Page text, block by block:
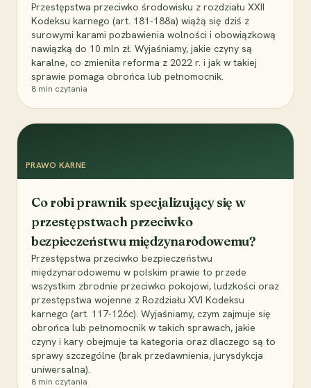
Przestępstwa przeciwko środowisku z rozdziału XXII
Kodeksu karnego (art. 181-188a) wiążą się dziś z
surowymi karami pozbawienia wolności i obowiązkową
nawiązką do 10 mln zł. Wyjaśniamy, jakie czyny są
karalne, co zmieniła reforma z 2022 r. i jak w takiej
sprawie pomaga obrońca lub pełnomocnik.
8 min czytania
PRAWO KARNE
Co robi prawnik specjalizujący się w
przestępstwach przeciwko
bezpieczeństwu międzynarodowemu?
Przestępstwa przeciwko bezpieczeństwu
międzynarodowemu w polskim prawie to przede
wszystkim zbrodnie przeciwko pokojowi, ludzkości oraz
przestępstwa wojenne z Rozdziału XVI Kodeksu
karnego (art. 117-126c). Wyjaśniamy, czym zajmuje się
obrońca lub pełnomocnik w takich sprawach, jakie
czyny i kary obejmuje ta kategoria oraz dlaczego są to
sprawy szczególne (brak przedawnienia, jurysdykcja
uniwersalna).
8 min czytania